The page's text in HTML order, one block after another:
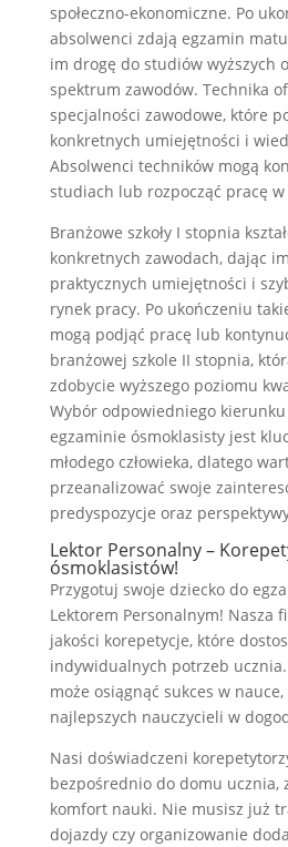
społeczno-ekonomiczne. Po
absolwenci zdają egzamin
im drogę do studiów wyższych
spektrum zawodów. Technika
specjalności zawodowe, które
konkretnych umiejętności i
Absolwenci techników mogą
studiach lub rozpocząć pracę
Branżowe szkoły I stopnia
konkretnych zawodach, dając
praktycznych umiejętności i
rynek pracy. Po ukończeniu
mogą podjąć pracę lub
branżowej szkole II stopnia,
zdobycie wyższego poziomu
Wybór odpowiedniego
egzaminie ósmoklasisty jest
młodego człowieka, dlatego
przeanalizować swoje
predyspozycje oraz
Lektor Personalny –
ósmoklasistów!
Przygotuj swoje dziecko do
Lektorem Personalnym! Nasza
jakości korepetycje, które
indywidualnych potrzeb
może osiągnąć sukces w
najlepszych nauczycieli w
Nasi doświadczeni
bezpośrednio do domu ucznia,
komfort nauki. Nie musisz już
dojazdy czy organizowanie